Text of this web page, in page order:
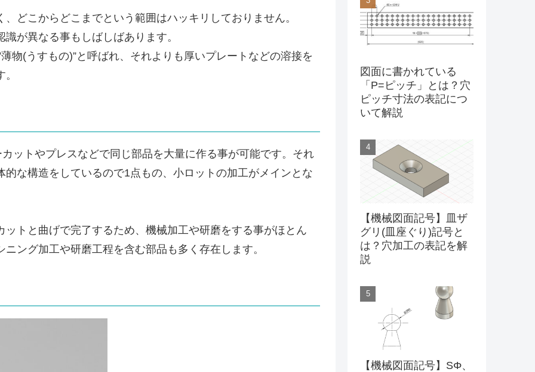
どこからどこまでという範囲はハッキリしておりません。
が異なる事もしばしばあります。
物(うすもの)”と呼ばれ、それよりも厚いプレートなどの溶接を
ットやプレスなどで同じ部品を大量に作る事が可能です。それ
な構造をしているので1点もの、小ロットの加工がメインとな
ットと曲げで完了するため、機械加工や研磨をする事がほとん
ング加工や研磨工程を含む部品も多く存在します。
図面に書かれている
「P=ピッチ」とは？穴
ピッチ寸法の表記につ
いて解説
【機械図面記号】皿ザ
グリ(皿座ぐり)記号と
は？穴加工の表記を解
説
【機械図面記号】SΦ、